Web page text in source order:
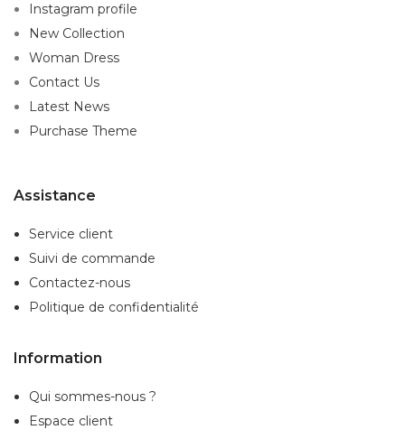
Instagram profile
New Collection
Woman Dress
Contact Us
Latest News
Purchase Theme
Assistance
Service client
Suivi de commande
Contactez-nous
Politique de confidentialité
Information
Qui sommes-nous ?
Espace client